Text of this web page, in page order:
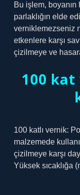
Bu işlem,
parlaklığın elde
verniklemezseniz
etkenlere karşı
çizilmeye ve
100
100 katlı vernik:
malzemede
çizilmeye karşı
Yüksek sıcaklığa